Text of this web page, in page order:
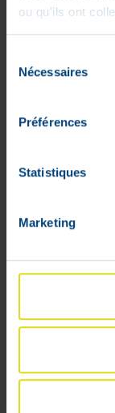
ou qu'ils ont
services.
Nécessaires
Préférences
Statistiques
Marketing
€
Niet op
voorraad